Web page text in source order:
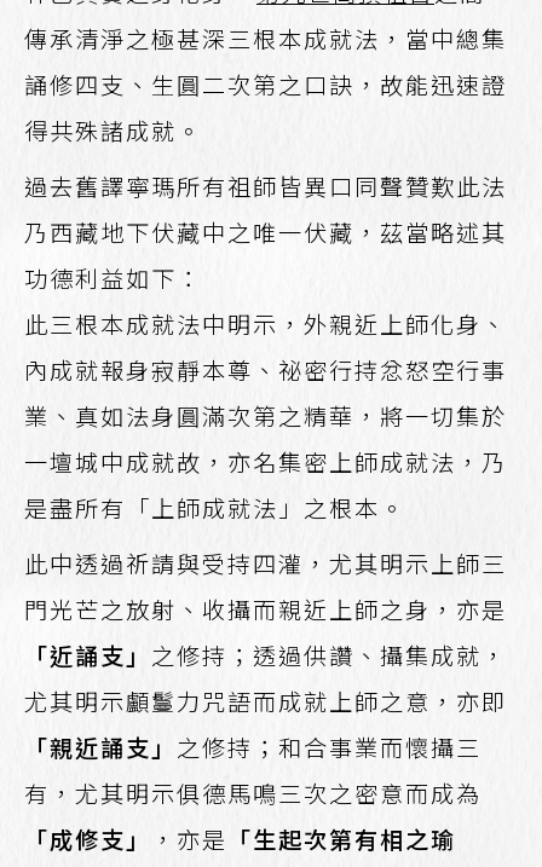
傳承清淨之極甚深三根本成就法，當中總集
誦修四支、生圓二次第之口訣，故能迅速證
得共殊諸成就。
過去舊譯寧瑪所有祖師皆異口同聲贊歎此法
乃西藏地下伏藏中之唯一伏藏，茲當略述其
功德利益如下：
此三根本成就法中明示，外親近上師化身、
內成就報身寂靜本尊、祕密行持忿怒空行事
業、真如法身圓滿次第之精華，將一切集於
一壇城中成就故，亦名集密上師成就法，乃
是盡所有「上師成就法」之根本。
此中透過祈請與受持四灌，尤其明示上師三
門光芒之放射、收攝而親近上師之身，亦是
「近誦支」 之修持；透過供讚、攝集成就，
尤其明示顱鬘力咒語而成就上師之意，亦即
「親近誦支」 之修持；和合事業而懷攝三
有，尤其明示俱德馬鳴三次之密意而成為
「成修支」
，亦是 「生起次第有相之瑜